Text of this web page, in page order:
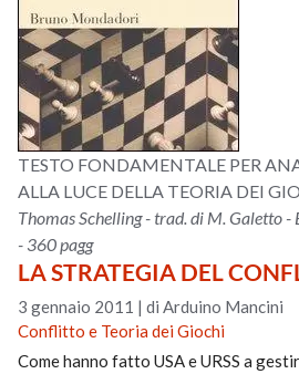
TESTO FONDAMENTALE PER
ALLA LUCE DELLA TEORIA DEI
Thomas Schelling - trad. di M. Galetto
- 360 pagg
LA STRATEGIA DEL
3 gennaio 2011 |di Arduino Mancini
Conflitto e Teoria dei Giochi
Come hanno fatto USA e URSS a